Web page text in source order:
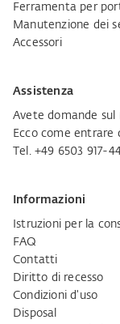
Ferramenta per
Manutenzione dei
Accessori
Assistenza
Avete domande
Ecco come
Tel. +49 6503 917-
Informazioni
Istruzioni per la
FAQ
Contatti
Diritto di recesso
Condizioni d'uso
Disposal